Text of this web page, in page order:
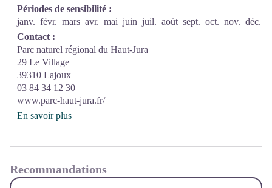
Périodes de sensibilité :
janv. févr. mars avr. mai juin juil. août sept. oct. nov. déc.
Contact :
Parc naturel régional du Haut-Jura
29 Le Village
39310 Lajoux
03 84 34 12 30
www.parc-haut-jura.fr/
En savoir plus
Recommandations